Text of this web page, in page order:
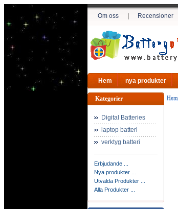
Om oss Recensioner
Hem nya produkter
Kategorier
Digital Batteries
laptop batteri
verktyg batteri
Erbjudande ...
Nya produkter ...
Utvalda Produkter ...
Alla Produkter ...
Hem